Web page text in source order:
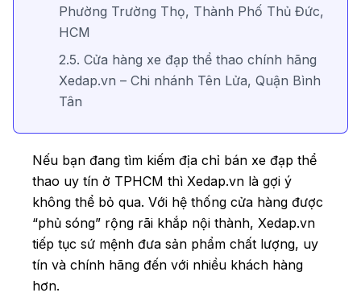
Phường Trường Thọ, Thành Phố Thủ Đức,
HCM
2.5. Cửa hàng xe đạp thể thao chính hãng
Xedap.vn – Chi nhánh Tên Lửa, Quận Bình
Tân
2.6. Cửa hàng bán xe đạp thể thao
Xedap.vn – Chi nhánh 458 Nguyễn Thị
Thập, Quận 7
2.7. Cửa hàng kinh doanh xe đạp thể thao
Xedap.vn – Chi nhánh Võ Thị Sáu, Quận 3
2.8. Cửa hàng bán xe đạp thể thao
Xedap.vn – Chi nhánh Nguyễn Oanh, Gò
Nếu bạn đang tìm kiếm địa chỉ bán xe đạp thể
thao uy tín ở TPHCM thì Xedap.vn là gợi ý
không thể bỏ qua. Với hệ thống cửa hàng được
“phủ sóng” rộng rãi khắp nội thành, Xedap.vn
tiếp tục sứ mệnh đưa sản phẩm chất lượng, uy
tín và chính hãng đến với nhiều khách hàng
hơn.